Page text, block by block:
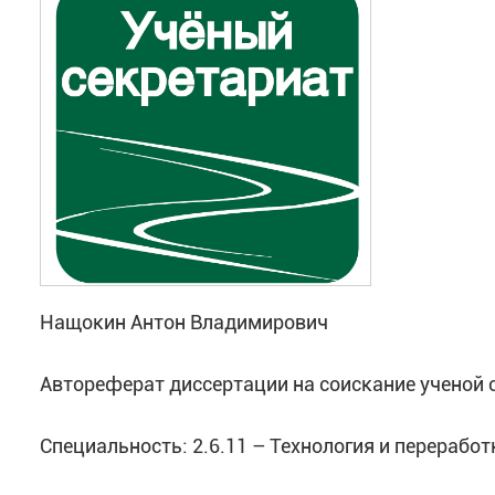
Подробная информация на сайте конференции:
Нащокин Антон Владимирович
Автореферат диссертации на соискание ученой
Специальность: 2.6.11 – Технология и